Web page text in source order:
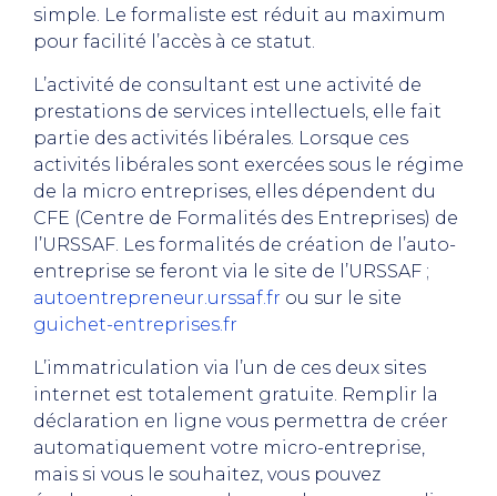
simple. Le formaliste est réduit au maximum
pour facilité l’accès à ce statut.
L’activité de consultant est une activité de
prestations de services intellectuels, elle fait
partie des activités libérales. Lorsque ces
activités libérales sont exercées sous le régime
de la micro entreprises, elles dépendent du
CFE (Centre de Formalités des Entreprises) de
l’URSSAF. Les formalités de création de l’auto-
entreprise se feront via le site de l’URSSAF ;
autoentrepreneur.urssaf.fr ou sur le site
guichet-entreprises.fr
L’immatriculation via l’un de ces deux sites
internet est totalement gratuite. Remplir la
déclaration en ligne vous permettra de créer
automatiquement votre micro-entreprise,
mais si vous le souhaitez, vous pouvez